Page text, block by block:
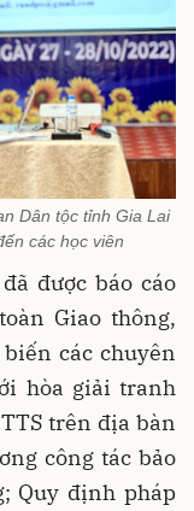
Dân tộc tỉnh Gia Lai
các học viên
được báo cáo
Giao thông,
các chuyên
hòa giải tranh
trên địa bàn
công tác bảo
Quy định pháp